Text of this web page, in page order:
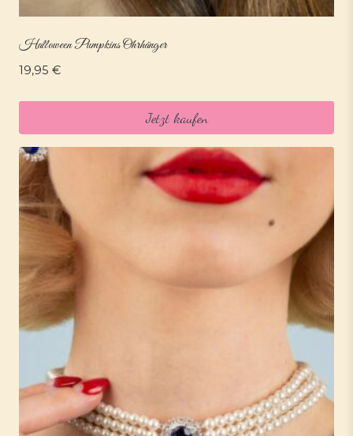
Halloween Pumpkins Ohrhänger
19,95 €
Jetzt kaufen